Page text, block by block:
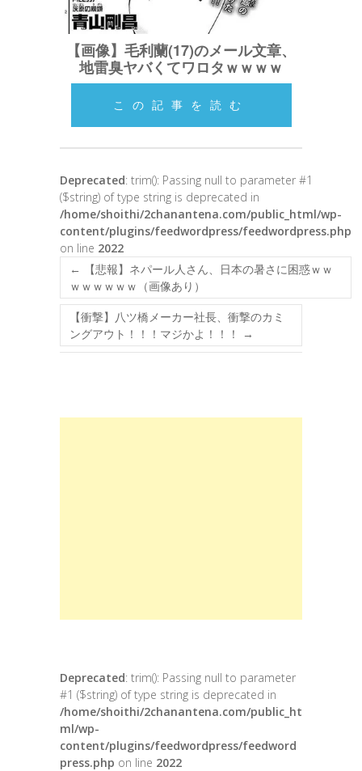
【画像】毛利蘭(17)のメール文章、
地雷臭ヤバくてワロタｗｗｗｗ
この記事を読む
Deprecated: trim(): Passing null to parameter #1
($string) of type string is deprecated in
/home/shoithi/2chanantena.com/public_html/wp-
content/plugins/feedwordpress/feedwordpress.php
on line 2022
←
【悲報】ネパール人さん、日本の暑さに困惑ｗｗ
ｗｗｗｗｗｗ（画像あり）
【衝撃】八ツ橋メーカー社長、衝撃のカミ
ングアウト！！！マジかよ！！！
→
Deprecated: trim(): Passing null to parameter
#1 ($string) of type string is deprecated in
/home/shoithi/2chanantena.com/public_ht
ml/wp-
content/plugins/feedwordpress/feedword
press.php on line 2022